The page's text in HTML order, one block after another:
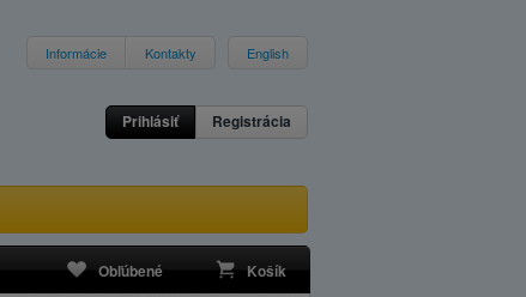
Informácie Kontakty English
Prihlásiť Registrácia
Obľúbené Košík